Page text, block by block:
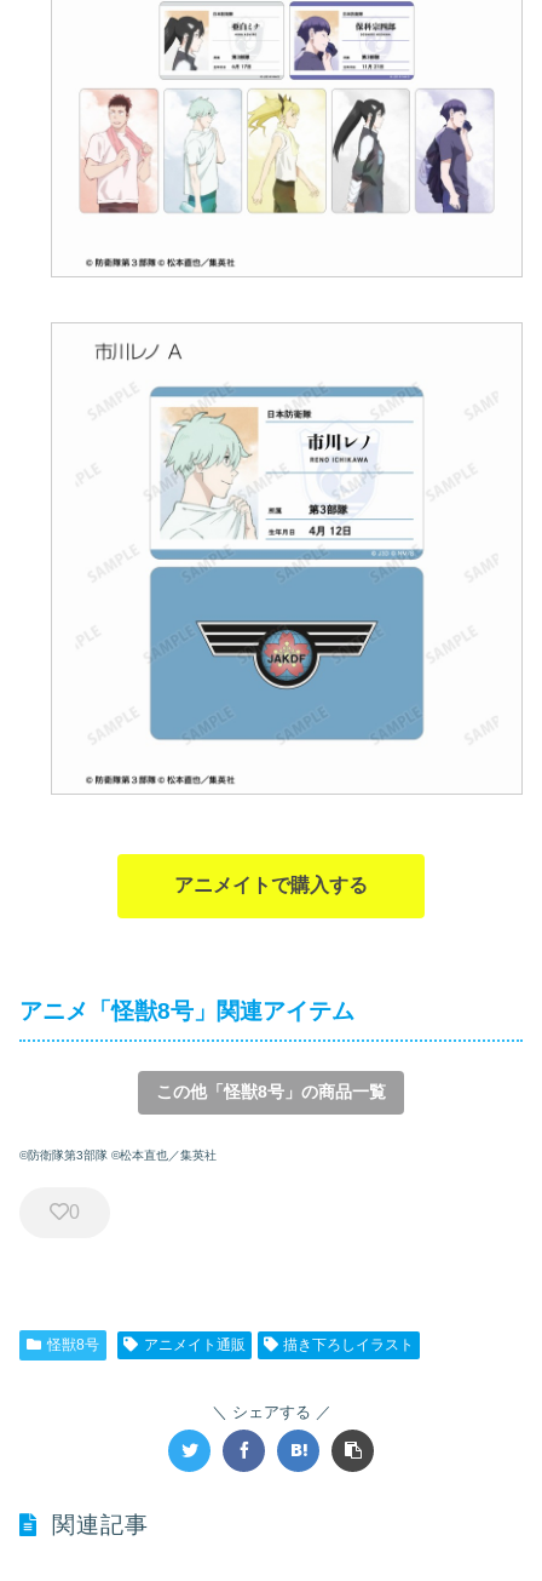
アニメイトで購入する
アニメ「怪獣8号」関連アイテム
この他「怪獣8号」の商品一覧
©防衛隊第3部隊 ©松本直也／集英社
0
怪獣8号 アニメイト通販 描き下ろしイラスト
シェアする
関連記事